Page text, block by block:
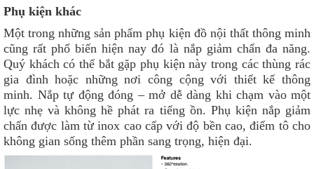
Phụ kiện khác
Một trong những sản phẩm phụ kiện đồ nội thất thông minh
cũng rất phổ biến hiện nay đó là nắp giảm chấn đa năng.
Quý khách có thể bắt gặp phụ kiện này trong các thùng rác
gia đình hoặc những nơi công cộng với thiết kế thông
minh. Nắp tự động đóng – mở dễ dàng khi chạm vào một
lực nhẹ và không hề phát ra tiếng ồn. Phụ kiện nắp giảm
chấn được làm từ inox cao cấp với độ bền cao, điểm tô cho
không gian sống thêm phần sang trọng, hiện đại.